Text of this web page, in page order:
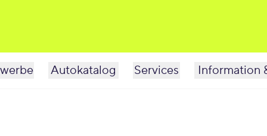
Autokatalog Services Information